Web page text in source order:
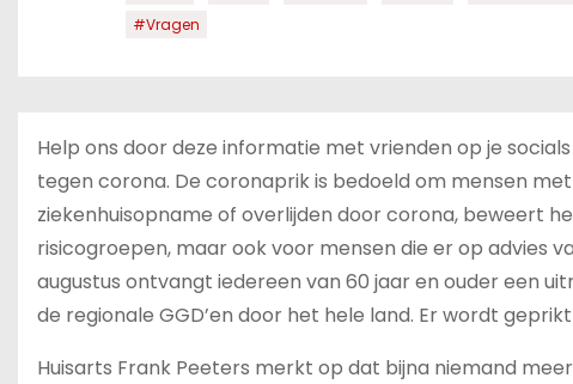
#Vragen
Help ons door deze informatie met vrienden op je
tegen corona. De coronaprik is bedoeld om mensen
ziekenhuisopname of overlijden door corona, beweert
risicogroepen, maar ook voor mensen die er op advies
augustus ontvangt iedereen van 60 jaar en ouder een
de regionale GGD’en door het hele land. Er wordt
Huisarts Frank Peeters merkt op dat bijna niemand